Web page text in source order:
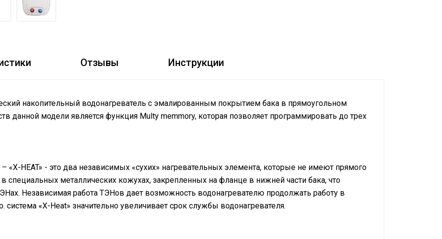
Отзывы Инструкции
накопительный водонагреватель с эмалированным покрытием бака в прямоугольном
данной модели является функция Multy memmory, которая позволяет программировать до трех
HEAT» - это два независимых «сухих» нагревательных элемента, которые не имеют прямого
специальных металлических кожухах, закрепленных на фланце в нижней части бака, что
Независимая работа ТЭНов дает возможность водонагревателю продолжать работу в
система «X-Heat» значительно увеличивает срок службы водонагревателя.